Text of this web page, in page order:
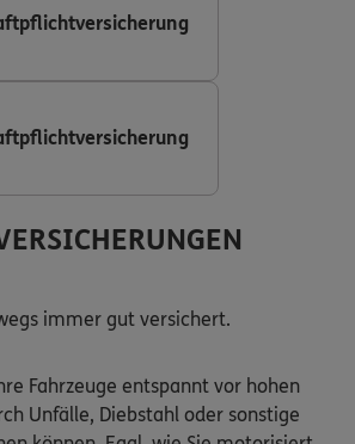
immer gut versichert.
Fahrzeuge entspannt vor hohen
Unfälle, Diebstahl oder sonstige